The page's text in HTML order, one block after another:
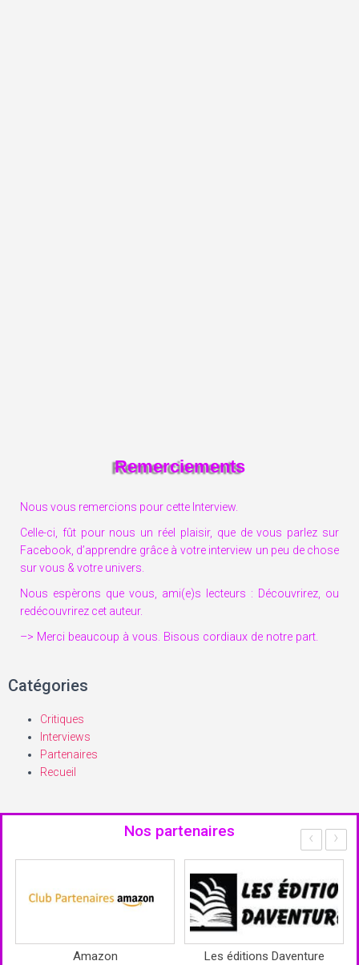
Remerciements
Nous vous remercions pour cette Interview.
Celle-ci, fût pour nous un réel plaisir, que de vous parlez sur
Facebook, d’apprendre grâce à votre interview un peu de chose
sur vous & votre univers.
Nous espèrons que vous, ami(e)s lecteurs : Découvrirez, ou
redécouvrirez cet auteur.
–> Merci beaucoup à vous. Bisous cordiaux de notre part.
Catégories
Critiques
Interviews
Partenaires
Recueil
Nos partenaires
Amazon Les éditions Daventure
‹ ›